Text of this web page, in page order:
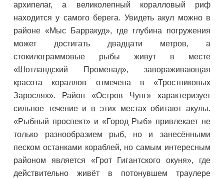
архипелаг, а великолепный коралловый риф
находится у самого берега. Увидеть акул можно в
районе «Мыс Барракуд», где глубина погружения
может достигать двадцати метров, а
стокилограммовые рыбы живут в месте
«Шотландский Променад», завораживающая
красота кораллов отмечена в «Тростниковых
Зарослях». Район «Остров Чунг» характеризует
сильное течение и в этих местах обитают акулы.
«Рыбный проспект» и «Город Рыб» привлекает не
только разнообразием рыб, но и занесёнными
песком останками кораблей, но самым интересным
районом является «Грот Гигантского окуня», где
действительно живёт в потонувшем траулере